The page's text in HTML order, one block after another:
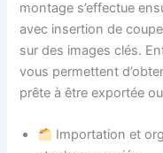
montage s’effectue
avec insertion de
sur des images clés.
vous permettent
prête à être exportée
Importation et